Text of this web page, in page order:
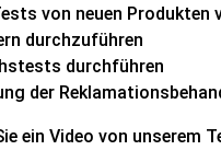
von neuen Produkten
durchzuführen
durchführen
der
ein Video von unserem